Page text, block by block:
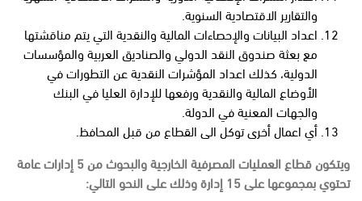
والتقارير الاقتصادية السنوية.
اعداد البيانات والإحصاءات المالية والنقدية التي يتم مناقشتها
مع بعثة صندوق النقد الدولي والصناديق العربية والمؤسسات
الدولية، كذلك اعداد المؤشرات النقدية عن التطورات في
الأوضاع المالية والنقدية ورفعها للإدارة العليا في البنك
والجهات المعنية في الدولة.
أي اعمال أخرى توكل الى القطاع من قبل المحافظ.
ويتكون قطاع العمليات المصرفية الخارجية والبحوث من 5 إدارات عامة
تحتوي بمجموعها على 15 إدارة وذلك على النحو التالي: